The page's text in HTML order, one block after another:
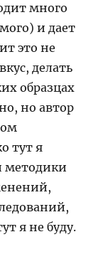
много
и дает
это не
делать
образцах
но автор
тут я
методики
я не буду.